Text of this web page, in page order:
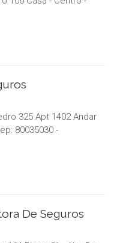
325 Apt 1402 Andar
80035030 -
De Seguros